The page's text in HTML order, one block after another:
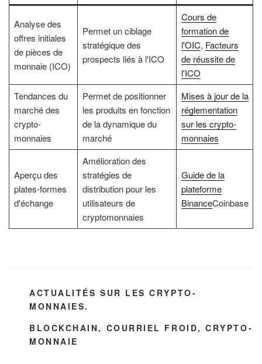
Analyse des
offres initiales
de pièces de
monnaie (ICO)
Permet un ciblage
stratégique des
prospects liés à l'ICO
Cours de
formation de
l'OIC, Facteurs
de réussite de
l'ICO
Tendances du
marché des
crypto-
monnaies
Permet de positionner
les produits en fonction
de la dynamique du
marché
Mises à jour de la
réglementation
sur les crypto-
monnaies
Aperçu des
plates-formes
d'échange
Amélioration des
stratégies de
distribution pour les
utilisateurs de
cryptomonnaies
Guide de la
plateforme
BinanceCoinbase
CATÉGORIES
ACTUALITÉS SUR LES CRYPTO-
MONNAIES.
ÉTIQUETTES
BLOCKCHAIN, COURRIEL FROID,CRYPTO-
MONNAIE